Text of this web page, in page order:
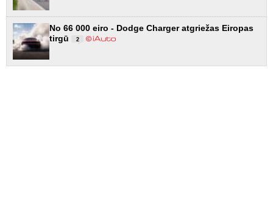
No 66 000 eiro - Dodge Charger atgriežas Eiropas
tirgū
2